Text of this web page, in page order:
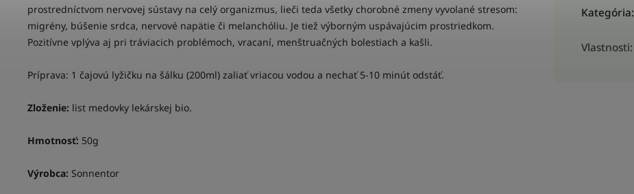
prostredníctvom nervovej sústavy na celý organizmus, lieči teda všetky chorobné zmeny vyvolané stresom:
migrény, búšenie srdca, nervové napätie či melanchóliu. Je tiež výborným uspávajúcim prostriedkom.
Pozitívne vplýva aj pri tráviacich problémoch, vracaní, menštruačných bolestiach a kašli.
Príprava: 1 čajovú lyžičku na šálku (200ml) zaliať vriacou vodou a nechať 5-10 minút odstáť.
Zloženie: list medovky lekárskej bio.
Hmotnosť: 50g
Výrobca: Sonnentor
Kategória:
Vlastnosti: